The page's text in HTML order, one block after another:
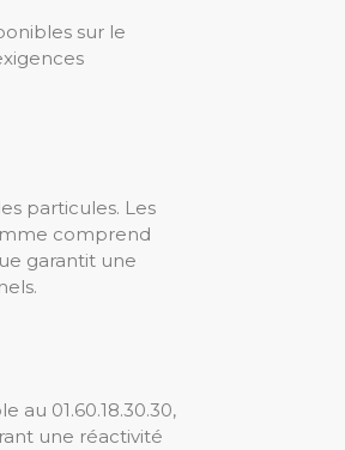
sur le
particules. Les
comprend
garantit une
au 01.60.18.30.30,
une réactivité